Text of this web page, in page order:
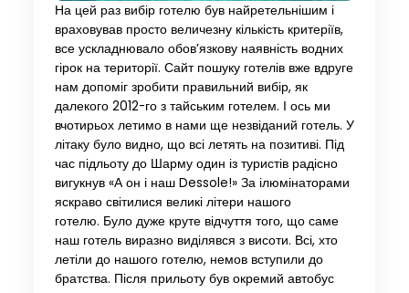
На цей раз вибір готелю був найретельнішим і
враховував просто величезну кількість критеріїв,
все ускладнювало обов’язкову наявність водних
гірок на території. Сайт пошуку готелів вже вдруге
нам допоміг зробити правильний вибір, як
далекого 2012-го з тайським готелем. І ось ми
вчотирьох летимо в нами ще незвіданий готель. У
літаку було видно, що всі летять на позитиві. Під
час підльоту до Шарму один із туристів радісно
вигукнув «А он і наш Dessole!» За ілюмінаторами
яскраво світилися великі літери нашого
готелю. Було дуже круте відчуття того, що саме
наш готель виразно виділявся з висоти. Всі, хто
летіли до нашого готелю, немов вступили до
братства. Після прильоту був окремий автобус